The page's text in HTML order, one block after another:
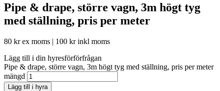
Pipe & drape, större vagn, 3m högt tyg
med ställning, pris per meter
80 krex moms | 100 krinkl moms
Lägg till i din hyresförförfrågan
Pipe & drape, större vagn, 3m högt tyg med ställning, pris per meter
mängd
Lägg till i hyra